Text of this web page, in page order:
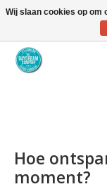
Coaching via
Hoe
moment?
Wij slaan cookies op om